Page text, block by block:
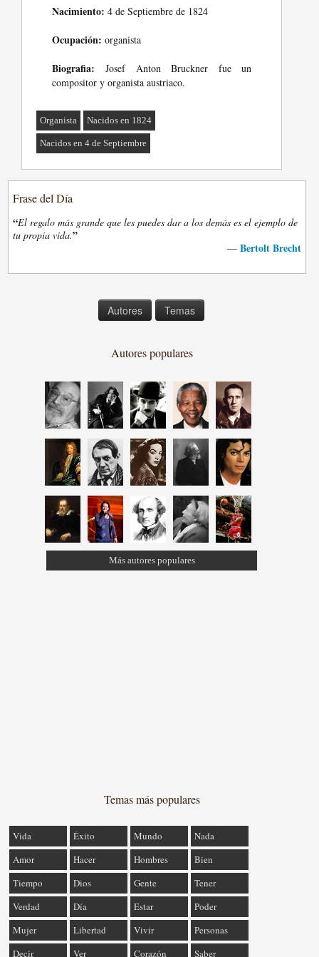
Nacimiento: 4 de Septiembre de 1824
Ocupación: organista
Biografia: Josef Anton Bruckner fue un
compositor y organista austriaco.
Organista Nacidos en 1824
Nacidos en 4 de Septiembre
Frase del Día
“El regalo más grande que les puedes dar a los demás es el ejemplo de
tu propia vida.”
— Bertolt Brecht
Autores Temas
Autores populares
Más autores populares
Temas más populares
Vida Éxito Mundo
Nada
Amor
Hacer Hombres
Bien
Tiempo
Dios Gente
Tener
Verdad
Día Estar
Poder
Mujer
Libertad Vivir
Personas
Decir
Ver Corazón Saber